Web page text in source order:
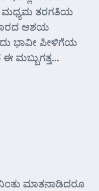
ಮಧ್ಯಮ ತರಗತಿಯ
ಆಶಯ
ಭಾವೀ ಪೀಳಿಗೆಯ
ಮಬ್ಬುಗತ್ತ...
ಮಾತನಾಡಿದರೂ